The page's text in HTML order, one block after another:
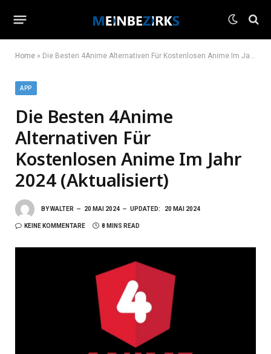
Home » Die Besten 4Anime Alternativen Für Kostenlosen Anime Im Jahr 2024 (Aktualisiert)
APP
Die Besten 4Anime
Alternativen Für
Kostenlosen Anime Im Jahr
2024 (Aktualisiert)
BYWALTER 20 MAI 2024 UPDATED: 20 MAI 2024
KEINE KOMMENTARE 8 MINS READ